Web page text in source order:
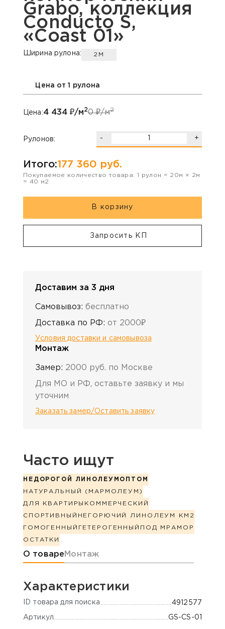
Grabo, коллекция
Conducto S,
«Coast 01»
Ширина рулона: 2М
Цена от 1 рулона
Цена:4 434₽/м20₽/м2
Рулонов: - +
Итого:177 360 руб.
Покупаемое количество товара: 1 рулон = 20м × 2м
= 40 м2
В корзину
Запросить КП
Доставим за 3 дня
Самовывоз: бесплатно
Доставка по РФ: от 2000₽
Условия доставки и самовывоза
Монтаж
Замер: 2000 руб. по Москве
Для МО и РФ, оставьте заявку и мы
уточним
Заказать замер/Оставить заявку
Часто ищут
НЕДОРОГОЙ ЛИНОЛЕУМ ОПТОМ
НАТУРАЛЬНЫЙ (МАРМОЛЕУМ)
ДЛЯ КВАРТИРЫ КОММЕРЧЕСКИЙ
СПОРТИВНЫЙ НЕГОРЮЧИЙ ЛИНОЛЕУМ КМ2
ГОМОГЕННЫЙ ГЕТЕРОГЕННЫЙ ПОД МРАМОР
ОСТАТКИ
Информация о товаре
О товаре Монтаж
Характеристики
ID товара для поиска 4912577
Артикул GS-CS-01